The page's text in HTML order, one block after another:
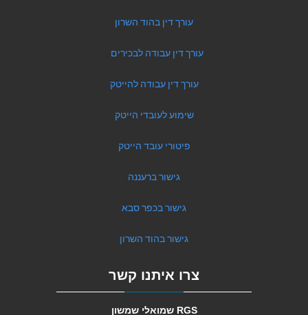
עורך דין בהוד השרון
עורך דין עבודה לבכירים
עורך דין עבודה להייטק
שימוע לעובדי הייטק
פיטורי עובד הייטק
גישור ברעננה
גישור בכפר סבא
גישור בהוד השרון
צרו איתנו קשר
RGS שמואלי שמשון